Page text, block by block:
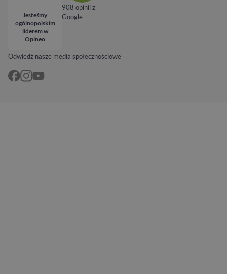
Odwiedź nasze media społecznościowe
Jesteśmy
ogólnopolskim
liderem w
Opineo
908 opinii z
Google